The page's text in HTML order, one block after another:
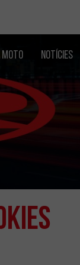
MOTO NOTÍCIES